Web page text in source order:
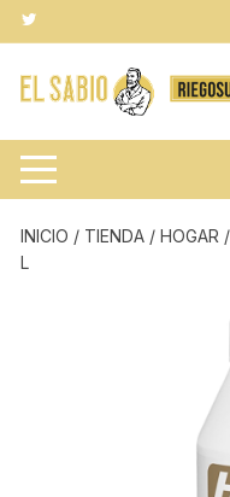
Saltar
al
contenido
INICIO / TIENDA /HOGAR
L